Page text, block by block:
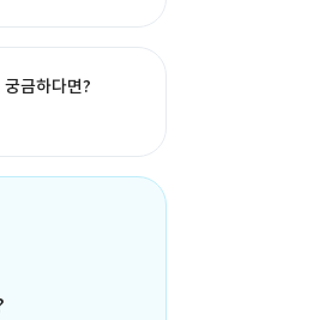
궁금하다면?